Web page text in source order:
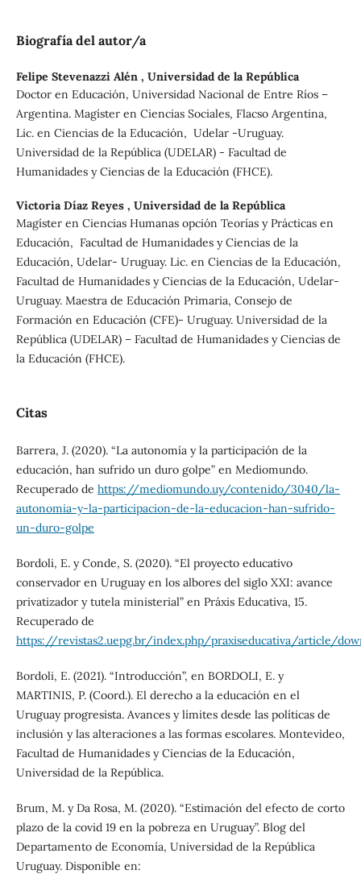
Biografía del autor/a
Felipe Stevenazzi Alén , Universidad de la República
Doctor en Educación, Universidad Nacional de Entre Ríos –
Argentina. Magíster en Ciencias Sociales, Flacso Argentina,
Lic. en Ciencias de la Educación, Udelar -Uruguay.
Universidad de la República (UDELAR) - Facultad de
Humanidades y Ciencias de la Educación (FHCE).
Victoria Díaz Reyes , Universidad de la República
Magíster en Ciencias Humanas opción Teorías y Prácticas en
Educación, Facultad de Humanidades y Ciencias de la
Educación, Udelar- Uruguay. Lic. en Ciencias de la Educación,
Facultad de Humanidades y Ciencias de la Educación, Udelar-
Uruguay. Maestra de Educación Primaria, Consejo de
Formación en Educación (CFE)- Uruguay. Universidad de la
República (UDELAR) – Facultad de Humanidades y Ciencias de
la Educación (FHCE).
Citas
Barrera, J. (2020). “La autonomía y la participación de la
educación, han sufrido un duro golpe” en Mediomundo.
Recuperado de https://mediomundo.uy/contenido/3040/la-
autonomia-y-la-participacion-de-la-educacion-han-sufrido-
un-duro-golpe
Bordoli, E. y Conde, S. (2020). “El proyecto educativo
conservador en Uruguay en los albores del siglo XXI: avance
privatizador y tutela ministerial” en Práxis Educativa, 15.
Recuperado de
https://revistas2.uepg.br/index.php/praxiseducativa/article/
Bordoli, E. (2021). “Introducción”, en BORDOLI, E. y
MARTINIS, P. (Coord.). El derecho a la educación en el
Uruguay progresista. Avances y límites desde las políticas de
inclusión y las alteraciones a las formas escolares. Montevideo,
Facultad de Humanidades y Ciencias de la Educación,
Universidad de la República.
Brum, M. y Da Rosa, M. (2020). “Estimación del efecto de corto
plazo de la covid 19 en la pobreza en Uruguay”. Blog del
Departamento de Economía, Universidad de la República
Uruguay. Disponible en: